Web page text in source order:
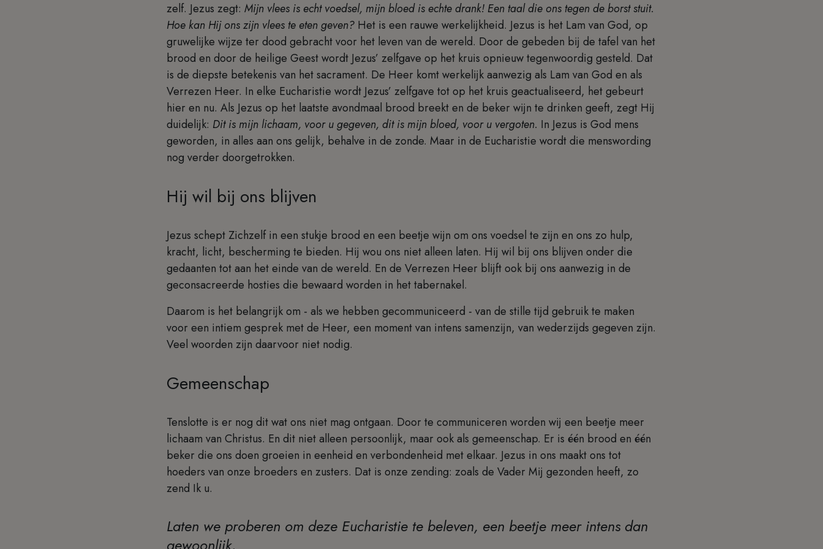
zelf. Jezus zegt: Mijn vlees is echt voedsel, mijn bloed is echte drank! Een taal die ons tegen de borst stuit.
Hoe kan Hij ons zijn vlees te eten geven? Het is een rauwe werkelijkheid. Jezus is het Lam van God, op
gruwelijke wijze ter dood gebracht voor het leven van de wereld. Door de gebeden bij de tafel van het
brood en door de heilige Geest wordt Jezus’ zelfgave op het kruis opnieuw tegenwoordig gesteld. Dat
is de diepste betekenis van het sacrament. De Heer komt werkelijk aanwezig als Lam van God en als
Verrezen Heer. In elke Eucharistie wordt Jezus’ zelfgave tot op het kruis geactualiseerd, het gebeurt
hier en nu. Als Jezus op het laatste avondmaal brood breekt en de beker wijn te drinken geeft, zegt Hij
duidelijk: Dit is mijn lichaam, voor u gegeven, dit is mijn bloed, voor u vergoten. In Jezus is God mens
geworden, in alles aan ons gelijk, behalve in de zonde. Maar in de Eucharistie wordt die menswording
nog verder doorgetrokken.
Hij wil bij ons blijven
Jezus schept Zichzelf in een stukje brood en een beetje wijn om ons voedsel te zijn en ons zo hulp,
kracht, licht, bescherming te bieden. Hij wou ons niet alleen laten. Hij wil bij ons blijven onder die
gedaanten tot aan het einde van de wereld. En de Verrezen Heer blijft ook bij ons aanwezig in de
geconsacreerde hosties die bewaard worden in het tabernakel.
Daarom is het belangrijk om - als we hebben gecommuniceerd - van de stille tijd gebruik te maken
voor een intiem gesprek met de Heer, een moment van intens samenzijn, van wederzijds gegeven zijn.
Veel woorden zijn daarvoor niet nodig.
Gemeenschap
Tenslotte is er nog dit wat ons niet mag ontgaan. Door te communiceren worden wij een beetje meer
lichaam van Christus. En dit niet alleen persoonlijk, maar ook als gemeenschap. Er is één brood en één
beker die ons doen groeien in eenheid en verbondenheid met elkaar. Jezus in ons maakt ons tot
hoeders van onze broeders en zusters. Dat is onze zending: zoals de Vader Mij gezonden heeft, zo
zend Ik u.
Laten we proberen om deze Eucharistie te beleven, een beetje meer intens dan